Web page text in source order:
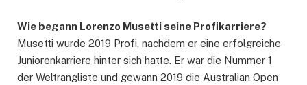
Wie begann Lorenzo Musetti seine Profikarriere?
Musetti wurde 2019 Profi, nachdem er eine erfolgreiche
Juniorenkarriere hinter sich hatte. Er war die Nummer 1
der Weltrangliste und gewann 2019 die Australian Open